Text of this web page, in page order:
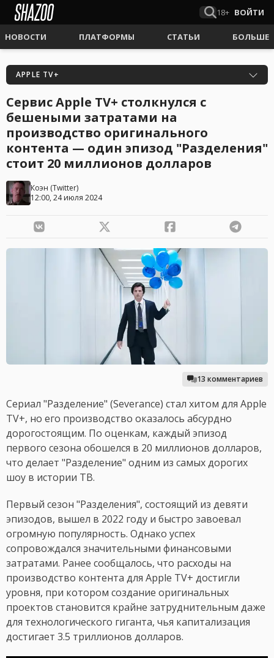
18+ ВОЙТИ
НОВОСТИ ПЛАТФОРМЫ СТАТЬИ БОЛЬШЕ
APPLE TV+
Сервис Apple TV+ столкнулся с
бешеными затратами на
производство оригинального
контента — один эпизод "Разделения"
стоит 20 миллионов долларов
Коэн (Twitter)
12:00, 24 июля 2024
13 комментариев
Сериал "Разделение" (Severance) стал хитом для Apple
TV+, но его производство оказалось абсурдно
дорогостоящим. По оценкам, каждый эпизод
первого сезона обошелся в 20 миллионов долларов,
что делает "Разделение" одним из самых дорогих
шоу в истории ТВ.
Первый сезон "Разделения", состоящий из девяти
эпизодов, вышел в 2022 году и быстро завоевал
огромную популярность. Однако успех
сопровождался значительными финансовыми
затратами. Ранее сообщалось, что расходы на
производство контента для Apple TV+ достигли
уровня, при котором создание оригинальных
проектов становится крайне затруднительным даже
для технологического гиганта, чья капитализация
достигает 3.5 триллионов долларов.